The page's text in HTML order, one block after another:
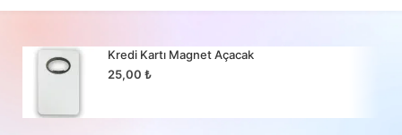
Kredi Kartı Magnet Açacak
25,00₺